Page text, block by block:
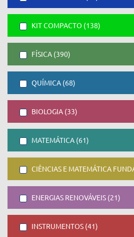
KIT COMPACTO (138)
FÍSICA (390)
QUÍMICA (68)
BIOLOGIA (33)
MATEMÁTICA (61)
CIÊNCIAS E MATEMÁTICA
ENERGIAS RENOVÁVEIS (21)
INSTRUMENTOS (41)